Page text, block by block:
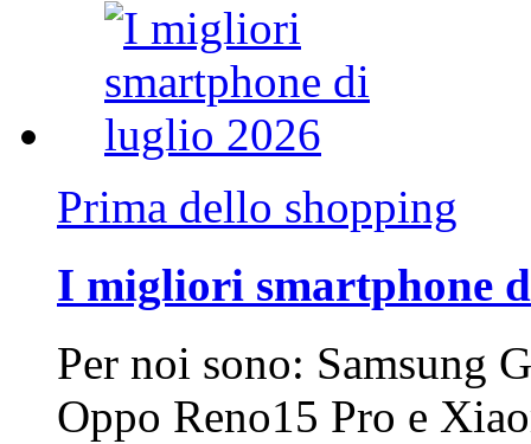
Prima dello shopping
I migliori smartphone
Per noi sono: Samsung
Oppo Reno15 Pro e